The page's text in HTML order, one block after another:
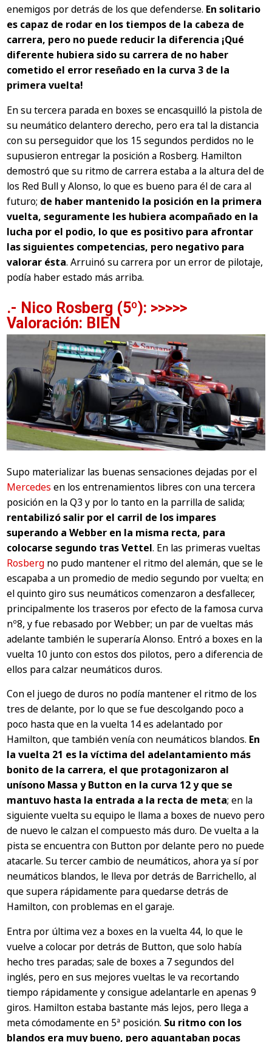
enemigos por detrás de los que defenderse. En solitario
es capaz de rodar en los tiempos de la cabeza de
carrera, pero no puede reducir la diferencia ¡Qué
diferente hubiera sido su carrera de no haber
cometido el error reseñado en la curva 3 de la
primera vuelta!
En su tercera parada en boxes se encasquilló la pistola de
su neumático delantero derecho, pero era tal la distancia
con su perseguidor que los 15 segundos perdidos no le
supusieron entregar la posición a Rosberg. Hamilton
demostró que su ritmo de carrera estaba a la altura del de
los Red Bull y Alonso, lo que es bueno para él de cara al
futuro; de haber mantenido la posición en la primera
vuelta, seguramente les hubiera acompañado en la
lucha por el podio, lo que es positivo para afrontar
las siguientes competencias, pero negativo para
valorar ésta. Arruinó su carrera por un error de pilotaje,
podía haber estado más arriba.
.- Nico Rosberg (5º): >>>>>
Valoración: BIEN
Supo materializar las buenas sensaciones dejadas por el
Mercedes en los entrenamientos libres con una tercera
posición en la Q3 y por lo tanto en la parrilla de salida;
rentabilizó salir por el carril de los impares
superando a Webber en la misma recta, para
colocarse segundo tras Vettel. En las primeras vueltas
Rosberg no pudo mantener el ritmo del alemán, que se le
escapaba a un promedio de medio segundo por vuelta; en
el quinto giro sus neumáticos comenzaron a desfallecer,
principalmente los traseros por efecto de la famosa curva
nº8, y fue rebasado por Webber; un par de vueltas más
adelante también le superaría Alonso. Entró a boxes en la
vuelta 10 junto con estos dos pilotos, pero a diferencia de
ellos para calzar neumáticos duros.
Con el juego de duros no podía mantener el ritmo de los
tres de delante, por lo que se fue descolgando poco a
poco hasta que en la vuelta 14 es adelantado por
Hamilton, que también venía con neumáticos blandos. En
la vuelta 21 es la víctima del adelantamiento más
bonito de la carrera, el que protagonizaron al
unísono Massa y Button en la curva 12 y que se
mantuvo hasta la entrada a la recta de meta; en la
siguiente vuelta su equipo le llama a boxes de nuevo pero
de nuevo le calzan el compuesto más duro. De vuelta a la
pista se encuentra con Button por delante pero no puede
atacarle. Su tercer cambio de neumáticos, ahora ya sí por
neumáticos blandos, le lleva por detrás de Barrichello, al
que supera rápidamente para quedarse detrás de
Hamilton, con problemas en el garaje.
Entra por última vez a boxes en la vuelta 44, lo que le
vuelve a colocar por detrás de Button, que solo había
hecho tres paradas; sale de boxes a 7 segundos del
inglés, pero en sus mejores vueltas le va recortando
tiempo rápidamente y consigue adelantarle en apenas 9
giros. Hamilton estaba bastante más lejos, pero llega a
meta cómodamente en 5ª posición. Su ritmo con los
blandos era muy bueno, pero aguantaban pocas